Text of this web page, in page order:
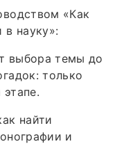
«Как
в науку»:
выбора темы до
только
найти
и